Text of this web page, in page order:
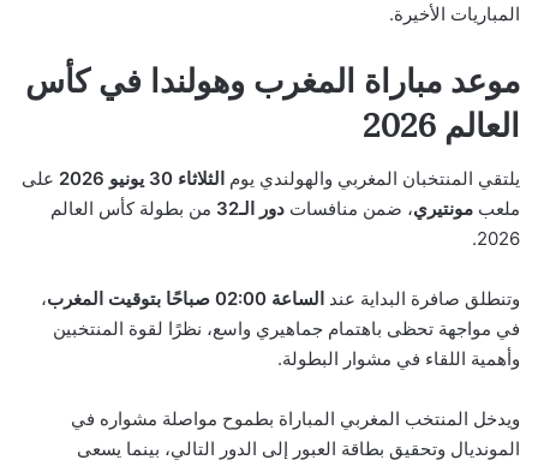
المباريات الأخيرة.
موعد مباراة المغرب وهولندا في كأس
العالم 2026
يلتقي المنتخبان المغربي والهولندي يوم الثلاثاء 30 يونيو 2026
على
ملعب مونتيري، ضمن منافسات دور الـ32
من بطولة كأس العالم
2026.
وتنطلق صافرة البداية عند الساعة 02:00 صباحًا بتوقيت المغرب
،
في مواجهة تحظى باهتمام جماهيري واسع، نظرًا لقوة المنتخبين
وأهمية اللقاء في مشوار البطولة.
ويدخل المنتخب المغربي المباراة بطموح مواصلة مشواره في
المونديال وتحقيق بطاقة العبور إلى الدور التالي، بينما يسعى